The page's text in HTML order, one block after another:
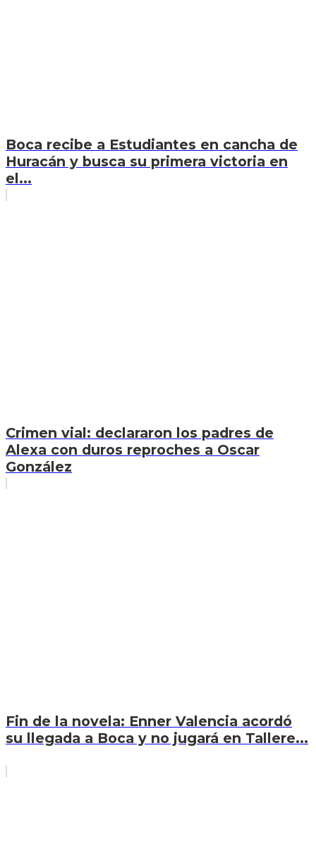
Boca recibe a Estudiantes en cancha de
Huracán y busca su primera victoria en
el...
Crimen vial: declararon los padres de
Alexa con duros reproches a Oscar
González
Fin de la novela: Enner Valencia acordó
su llegada a Boca y no jugará en Tallere...